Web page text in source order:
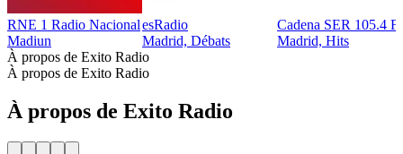
RNE 1 Radio Nacional
Madiun
esRadio
Madrid, Débats
Cadena SER 105.4
Madrid, Hits
À propos de Exito Radio
À propos de Exito Radio
À propos de Exito Radio